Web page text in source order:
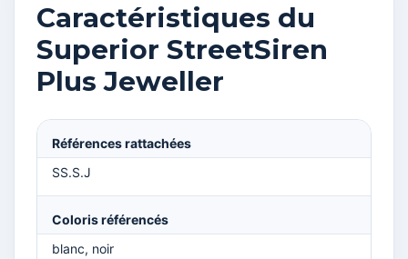
Caractéristiques du
Superior StreetSiren
Plus Jeweller
Références rattachées
SS.S.J
Coloris référencés
blanc, noir